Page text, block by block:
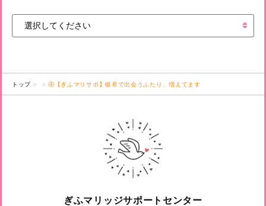
トップ ④【ぎふマリサポ】岐阜で出会うふたり、増えてます
ぎふマリッジサポートセンター